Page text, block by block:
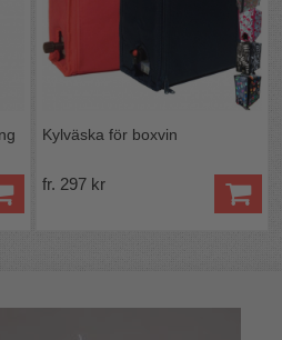
Kylväska för boxvin
fr. 297 kr